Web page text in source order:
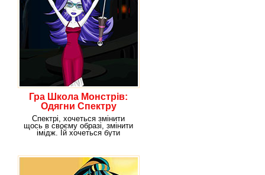
Гра Школа Монстрів:
Одягни Спектру
Спектрі, хочеться змінити
щось в своєму образі, змінити
імідж. Їй хочеться бути